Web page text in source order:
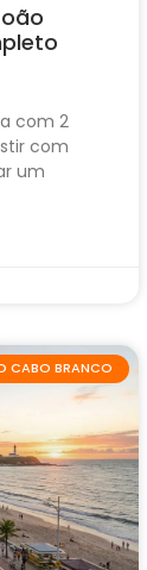
com 2
com
um
CABO BRANCO